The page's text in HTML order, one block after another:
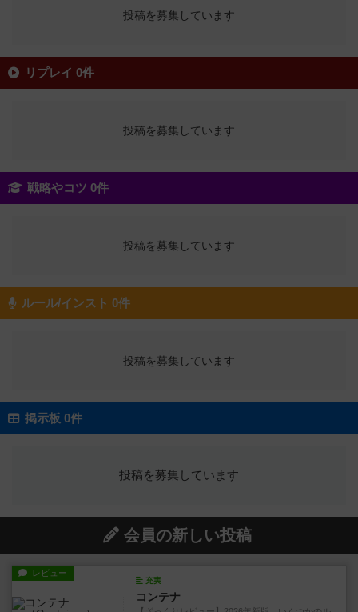
投稿を募集しています
リプレイ 0件
投稿を募集しています
戦略やコツ 0件
投稿を募集しています
ルール/インスト 0件
投稿を募集しています
掲示板 0件
投稿を募集しています
会員の新しい投稿
レビュー
充実
コンテナ